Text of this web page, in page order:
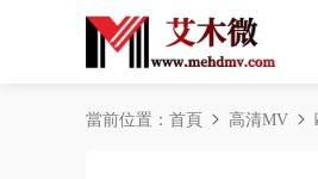
當前位置： 首頁 高清MV